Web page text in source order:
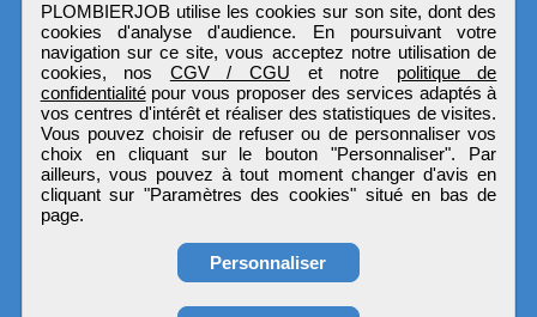
PLOMBIERJOB utilise les cookies sur son site, dont des
cookies d'analyse d'audience. En poursuivant votre
navigation sur ce site, vous acceptez notre utilisation de
cookies, nos CGV / CGU et notre politique de
confidentialitépour vous proposer des services adaptés à
vos centres d'intérêt et réaliser des statistiques de visites.
Vous pouvez choisir de refuser ou de personnaliser vos
choix en cliquant sur le bouton "Personnaliser". Par
ailleurs, vous pouvez à tout moment changer d'avis en
cliquant sur "Paramètres des cookies" situé en bas de
page.
Personnaliser